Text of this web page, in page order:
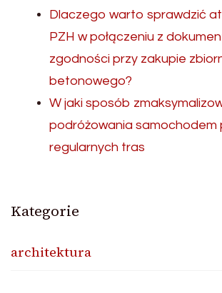
Dlaczego warto sprawdzić
PZH w połączeniu z
zgodności przy zakupie
betonowego?
W jaki sposób
podróżowania samochodem
regularnych tras
Kategorie
architektura